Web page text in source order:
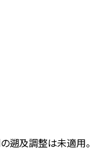
遡及調整は未適用。